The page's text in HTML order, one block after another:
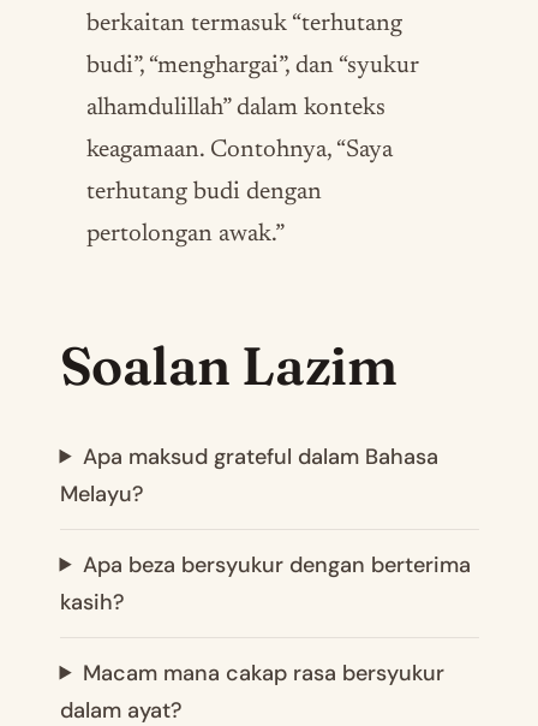
berkaitan termasuk “terhutang
budi”, “menghargai”, dan “syukur
alhamdulillah” dalam konteks
keagamaan. Contohnya, “Saya
terhutang budi dengan
pertolongan awak.”
Soalan Lazim
Apa maksud grateful dalam Bahasa
Melayu?
Apa beza bersyukur dengan berterima
kasih?
Macam mana cakap rasa bersyukur
dalam ayat?